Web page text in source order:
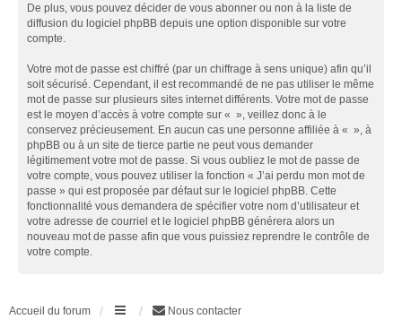
De plus, vous pouvez décider de vous abonner ou non à la liste de
diffusion du logiciel phpBB depuis une option disponible sur votre
compte.
Votre mot de passe est chiffré (par un chiffrage à sens unique) afin qu’il
soit sécurisé. Cependant, il est recommandé de ne pas utiliser le même
mot de passe sur plusieurs sites internet différents. Votre mot de passe
est le moyen d’accès à votre compte sur « », veillez donc à le
conservez précieusement. En aucun cas une personne affiliée à « », à
phpBB ou à un site de tierce partie ne peut vous demander
légitimement votre mot de passe. Si vous oubliez le mot de passe de
votre compte, vous pouvez utiliser la fonction « J’ai perdu mon mot de
passe » qui est proposée par défaut sur le logiciel phpBB. Cette
fonctionnalité vous demandera de spécifier votre nom d’utilisateur et
votre adresse de courriel et le logiciel phpBB générera alors un
nouveau mot de passe afin que vous puissiez reprendre le contrôle de
votre compte.
Accueil du forum Nous contacter